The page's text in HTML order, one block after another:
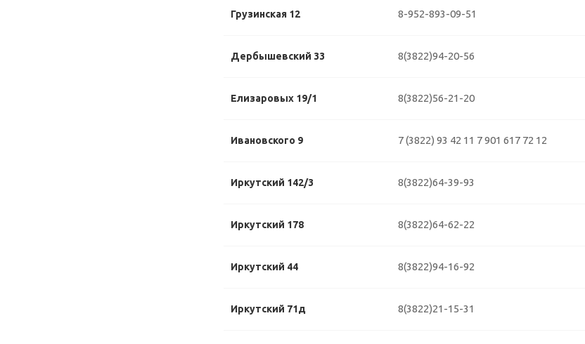
Грузинская 12 8-952-893-09-51
Дербышевский 33 8(3822)94-20-56
Елизаровых 19/1 8(3822)56-21-20
Ивановского 9 7 (3822) 93 42 11 7 901 617 72 12
Иркутский 142/3 8(3822)64-39-93
Иркутский 178 8(3822)64-62-22
Иркутский 44 8(3822)94-16-92
Иркутский 71д 8(3822)21-15-31